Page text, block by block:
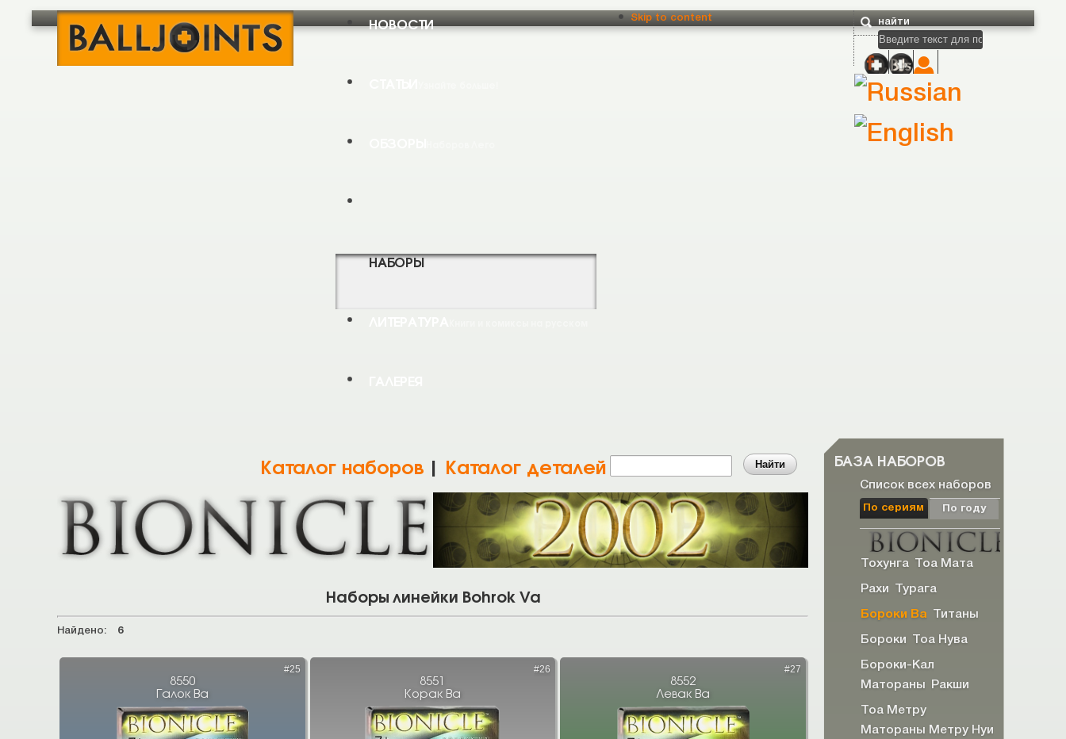
НОВОСТИ
НАБОРЫ
найти
Skip to content
Каталог наборов| Каталог деталей
Наборы линейки Bohrok Va
Найдено: 6
#25
8550
Галок Ва
#26
8551
Корак Ва
#27
8552
Левак Ва
БАЗА НАБОРОВ
Список всех наборов
По сериям По году
Тохунга Тоа Мата
Рахи Турага
Бороки Ва Титаны
Бороки Тоа Нува
Бороки-Кал
Матораны
Ракши
Тоа Метру
Матораны Метру Нуи